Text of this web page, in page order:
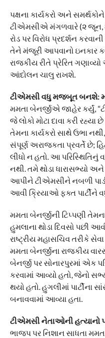
પક્ષના કાર્યકરો અને
ટીએમસીએ મંગળવારે (૨ જૂન,
રોડ પર વિરોધ પ્રદર્શન
તેને મંજૂરી આપવાનો ઇનકાર
રાજકીય રીતે પ્રેરિત
આંદોલન ચાલુ રાખશે.
ટીએમસી વધુ મજબૂત બનશે:
મમતા બેનર્જીએ જાહેર
જે લોકો મોટા દાવા કરી
તેમના કાર્યકરો સાથે ઉભા
સંપૂર્ણ અરાજકતા પ્રવર્તે છે;
લીધો ન હતો. આ પરિસ્થિતિનું
નથી. તમે થોડા ધારાસભ્યો
આપીને ટીએમસીને નબળી
આવી ક્રિયાઓ ફક્ત પાર્ટીને
મમતા બેનર્જીની ટિપ્પણી
હુમલાના થોડા દિવસો પછી
રાષ્ટ્રીય મહાસચિવ તરીકે
મમતા બેનર્જીના રાજકીય
બેનર્જી પર સોનારપુરમાં એક
કરવામાં આવ્યો હતો, જેનો
થયો હતો. હુગલીમાં પાર્ટીના
બનાવવામાં આવ્યા હતા.
ટીએમસી નેતાઓની હત્યાનો
ભાજપ પર નિશાન સાધતા